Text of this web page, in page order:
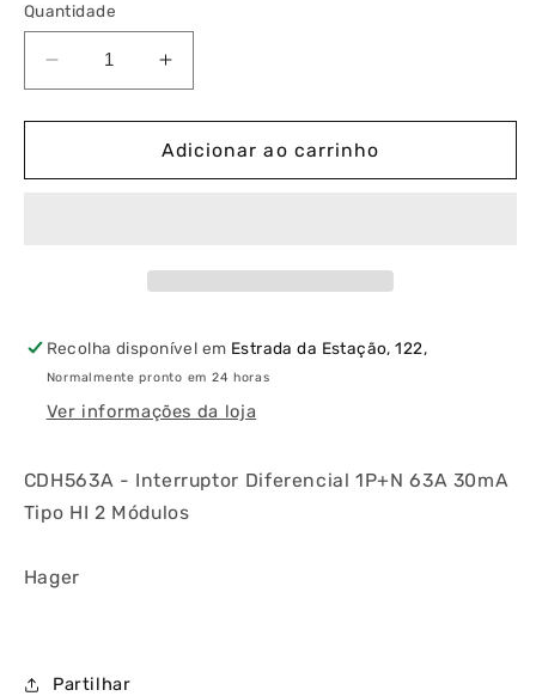
Quantidade
Diminuir
a
quantidade
Interruptor
2
Módulos
Aumentar
a
quantidade
de
Interruptor
2
Módulos
Adicionar ao carrinho
Recolha disponível em Estrada da Estação, 122,
Normalmente pronto em 24 horas
Ver informações da loja
CDH563A - Interruptor Diferencial 1P+N 63A 30mA
Tipo HI 2 Módulos
Hager
Partilhar